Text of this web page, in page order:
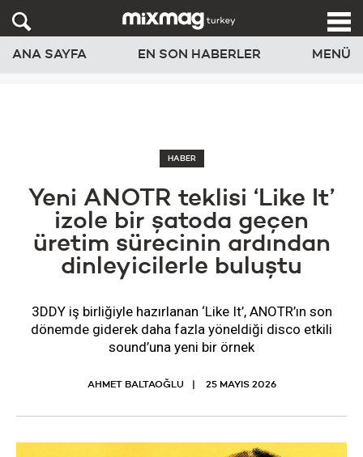
ANA SAYFA EN SON HABERLER MENÜ
HABER
Yeni ANOTR teklisi ‘Like It’
izole bir şatoda geçen
üretim sürecinin ardından
dinleyicilerle buluştu
3DDY iş birliğiyle hazırlanan ‘Like It’, ANOTR’ın son
dönemde giderek daha fazla yöneldiği disco etkili
sound’una yeni bir örnek
AHMET BALTAOĞLU 25 MAYIS 2026